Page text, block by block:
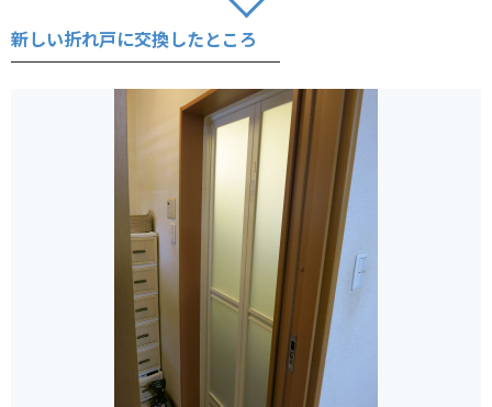
新しい折れ戸に交換したところ